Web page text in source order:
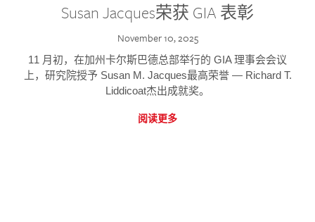
Susan Jacques荣获 GIA 表彰
November 10, 2025
11 月初，在加州卡尔斯巴德总部举行的 GIA 理事会会议
上，研究院授予 Susan M. Jacques最高荣誉 — Richard T.
Liddicoat杰出成就奖。
阅读更多